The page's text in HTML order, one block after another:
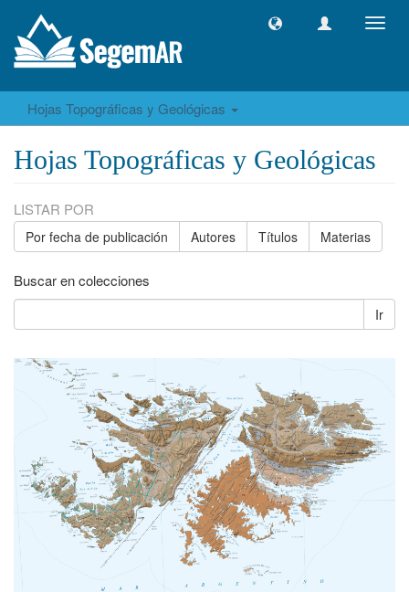
Hojas Topográficas y Geológicas
Hojas Topográficas y Geológicas
LISTAR POR
Por fecha de publicación Autores Títulos Materias
Buscar en colecciones
Ir